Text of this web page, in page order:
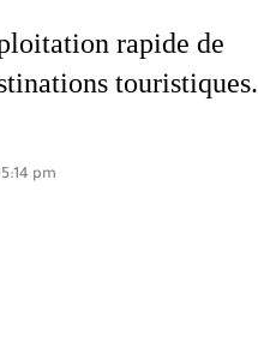
rapide de
touristiques.
pm